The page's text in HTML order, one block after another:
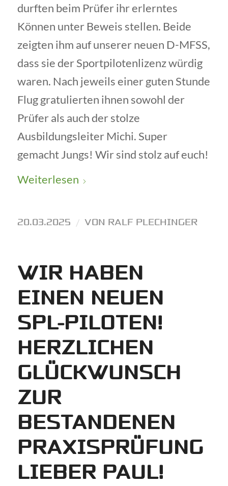
durften beim Prüfer ihr erlerntes
Können unter Beweis stellen. Beide
zeigten ihm auf unserer neuen D-MFSS,
dass sie der Sportpilotenlizenz würdig
waren. Nach jeweils einer guten Stunde
Flug gratulierten ihnen sowohl der
Prüfer als auch der stolze
Ausbildungsleiter Michi. Super
gemacht Jungs! Wir sind stolz auf euch!
Weiterlesen
20.03.2025 / VON RALF PLECHINGER
WIR HABEN
EINEN NEUEN
SPL-PILOTEN!
HERZLICHEN
GLÜCKWUNSCH
ZUR
BESTANDENEN
PRAXISPRÜFUNG
LIEBER PAUL!